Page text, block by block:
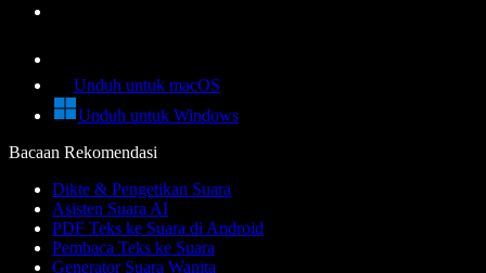
Unduh untuk macOS
Unduh untuk Windows
Bacaan Rekomendasi
Dikte & Pengetikan Suara
Asisten Suara AI
PDF Teks ke Suara di Android
Pembaca Teks ke Suara
Generator Suara Wanita